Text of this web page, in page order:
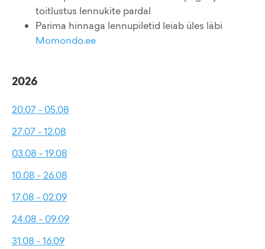
toitlustus lennukite pardal
Parima hinnaga lennupiletid leiab üles läbi
Momondo.ee
2026
20.07 - 05.08
27.07 - 12.08
03.08 - 19.08
10.08 - 26.08
17.08 - 02.09
24.08 - 09.09
31.08 - 16.09